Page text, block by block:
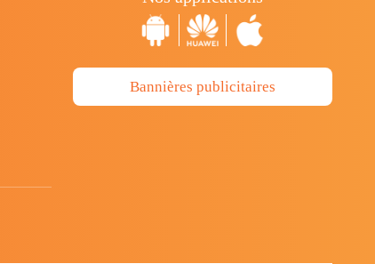
Bannières publicitaires